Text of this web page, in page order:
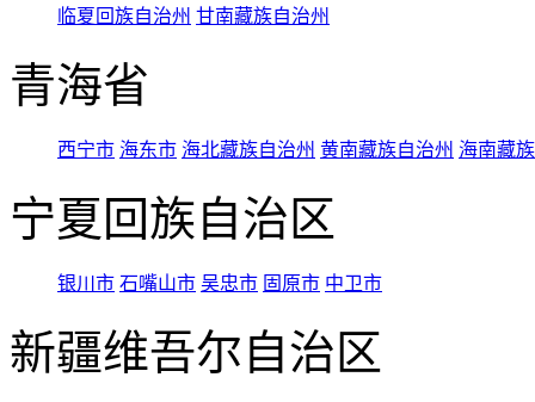
临夏回族自治州 甘南藏族自治州
青海省
西宁市 海东市 海北藏族自治州 黄南藏族自治州 海南藏
宁夏回族自治区
银川市 石嘴山市 吴忠市 固原市 中卫市
新疆维吾尔自治区